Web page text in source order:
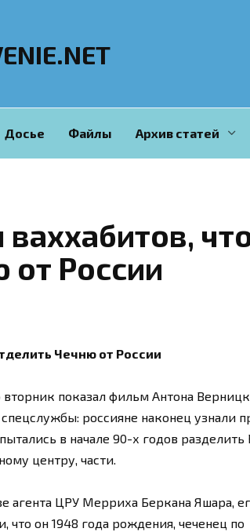
Досье Файлы Архив статей
от России
Чечню от России
показал фильм Антона
россияне наконец узнали
в начале 90-х годов разделить
центру, части.
агента ЦРУ Мерриха Беркана Яшара,
он 1948 года рождения, чеченец по